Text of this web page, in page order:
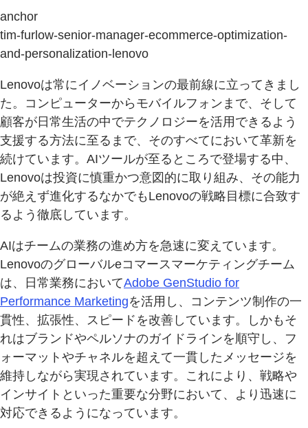
anchor
tim-furlow-senior-manager-ecommerce-optimization-
and-personalization-lenovo
Lenovoは常にイノベーションの最前線に立ってきまし
た。コンピューターからモバイルフォンまで、そして
顧客が日常生活の中でテクノロジーを活用できるよう
支援する方法に至るまで、そのすべてにおいて革新を
続けています。AIツールが至るところで登場する中、
Lenovoは投資に慎重かつ意図的に取り組み、その能力
が絶えず進化するなかでもLenovoの戦略目標に合致す
るよう徹底しています。
AIはチームの業務の進め方を急速に変えています。
Lenovoのグローバルeコマースマーケティングチーム
は、日常業務においてAdobe GenStudio for
Performance Marketingを活用し、コンテンツ制作の一
貫性、拡張性、スピードを改善しています。しかもそ
れはブランドやペルソナのガイドラインを順守し、フ
ォーマットやチャネルを超えて一貫したメッセージを
維持しながら実現されています。これにより、戦略や
インサイトといった重要な分野において、より迅速に
対応できるようになっています。